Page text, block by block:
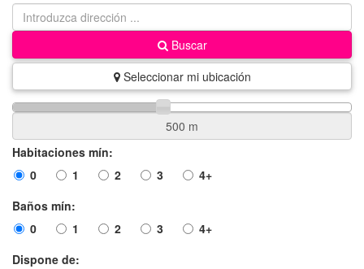
Buscar
Seleccionar mi ubicación
Habitaciones mín:
0
1 2 3
4+
Baños mín:
0
1 2 3
4+
Dispone de: